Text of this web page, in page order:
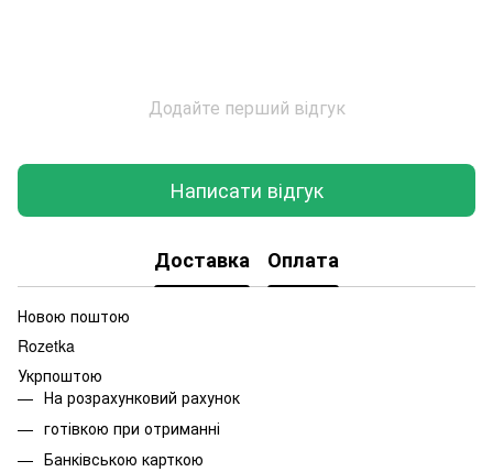
Додайте перший відгук
Написати відгук
Доставка Оплата
Новою поштою
Rozetka
Укрпоштою
На розрахунковий рахунок
готівкою при отриманні
Банківською карткою